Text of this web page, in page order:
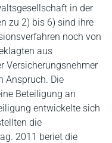
in der
zu 2) bis 6) sind ihre
noch von
aus
Versicherungsnehmer
Anspruch. Die
Beteiligung an
entwickelte sich
die
2011 beriet die